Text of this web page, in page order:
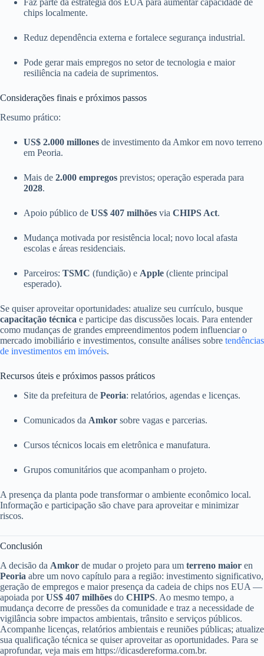
Faz parte da estratégia dos EUA para aumentar capacidade de
chips localmente.
Reduz dependência externa e fortalece segurança industrial.
Pode gerar mais empregos no setor de tecnologia e maior
resiliência na cadeia de suprimentos.
Considerações finais e próximos passos
Resumo prático:
US$ 2.000 millones de investimento da Amkor em novo terreno
em Peoria.
Mais de 2.000 empregos previstos; operação esperada para
2028.
Apoio público de US$ 407 milhões via CHIPS Act.
Mudança motivada por resistência local; novo local afasta
escolas e áreas residenciais.
Parceiros: TSMC (fundição) e Apple (cliente principal
esperado).
Se quiser aproveitar oportunidades: atualize seu currículo, busque
capacitação técnica e participe das discussões locais. Para entender
como mudanças de grandes empreendimentos podem influenciar o
mercado imobiliário e investimentos, consulte análises sobre tendências
de investimentos em imóveis.
Recursos úteis e próximos passos práticos
Site da prefeitura de Peoria: relatórios, agendas e licenças.
Comunicados da Amkor sobre vagas e parcerias.
Cursos técnicos locais em eletrônica e manufatura.
Grupos comunitários que acompanham o projeto.
A presença da planta pode transformar o ambiente econômico local.
Informação e participação são chave para aproveitar e minimizar
riscos.
Conclusión
A decisão da Amkor de mudar o projeto para um terreno maior en
Peoria abre um novo capítulo para a região: investimento significativo,
geração de empregos e maior presença da cadeia de chips nos EUA —
apoiada porUS$ 407 milhões do CHIPS. Ao mesmo tempo, a
mudança decorre de pressões da comunidade e traz a necessidade de
vigilância sobre impactos ambientais, trânsito e serviços públicos.
Acompanhe licenças, relatórios ambientais e reuniões públicas; atualize
sua qualificação técnica se quiser aproveitar as oportunidades. Para se
aprofundar, veja mais em https://dicasdereforma.com.br.